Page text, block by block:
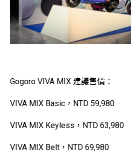
Gogoro VIVA MIX 建議售價：
VIVA MIX Basic，NTD 59,980
VIVA MIX Keyless，NTD 63,980
VIVA MIX Belt，NTD 69,980